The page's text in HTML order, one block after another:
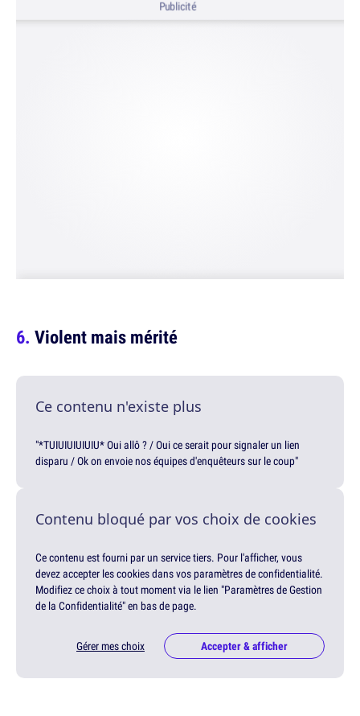
Publicité
Violent mais mérité
Ce contenu n'existe plus
"*TUIUIUIUIUIU* Oui allô ? / Oui ce serait pour signaler un lien
disparu / Ok on envoie nos équipes d'enquêteurs sur le coup"
Contenu bloqué par vos choix de cookies
Ce contenu est fourni par un service tiers. Pour l'afficher, vous
devez accepter les cookies dans vos paramètres de confidentialité.
Modifiez ce choix à tout moment via le lien "Paramètres de Gestion
de la Confidentialité" en bas de page.
Gérer mes choix Accepter & afficher